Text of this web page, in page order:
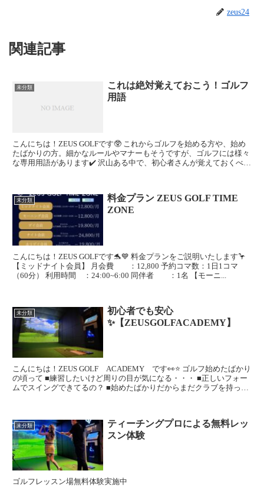
zeus24
関連記事
未分類
これは絶対覚えておこう！ゴルフ
用語
こんにちは！ZEUS GOLFです🥸 これからゴルフを始める方や、始め
たばかりの方。細かなルールやマナーもそうですが、ゴルフには様々
な専用用語があります✔️ 沢山ある中で、初心者さんが覚えておくべき
未分類
料金プラン ZEUS GOLF TIME
ZONE
こんにちは！ZEUS GOLFです🐬💙 料金プランをご説明いたします🦩
【ミッドナイト会員】 月会費 ：12,800 予約コマ数：1日1コマ
（60分） 利用時間 ：24:00~6:00 同伴者 ：1名 【モーニ...
未分類
初心者でも安心
✨【ZEUSGOLFACADEMY】
こんにちは！ZEUS GOLF ACADEMY です👀⭐ ゴルフ始めたばかり
の頃って ■練習したいけど周りの目が気になる・・・ ■正しいフォー
ムでスイングできてるの？ ■始めたばかりだからまだクラブを持って
未分類
ティーチングプロによる無料レッ
スン体験
ゴルフレッスン場無料体験実施中